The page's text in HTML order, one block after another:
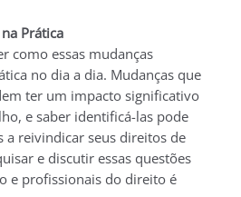
Prática
como essas mudanças
no dia a dia. Mudanças que
ter um impacto significativo
e saber identificá-las pode
a reivindicar seus direitos de
e discutir essas questões
e profissionais do direito é